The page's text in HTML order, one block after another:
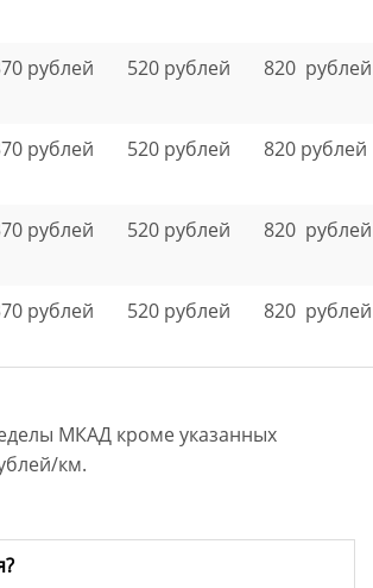
рублей 520 рублей 820 рублей
рублей 520 рублей 820 рублей
рублей 520 рублей 820 рублей
рублей 520 рублей 820 рублей
МКАД кроме указанных
км.